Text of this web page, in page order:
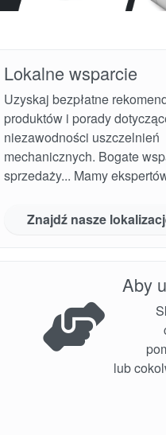
Lokalne wsparcie
Uzyskaj bezpłatne
produktów i porady
niezawodności uszczelnień
mechanicznych. Bogate
sprzedaży... Mamy
Znajdź nasze
Aby
lub